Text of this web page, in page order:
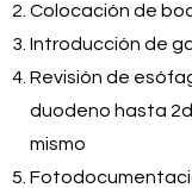
Colocación de
Introducción de
Revisión de
duodeno hasta
mismo